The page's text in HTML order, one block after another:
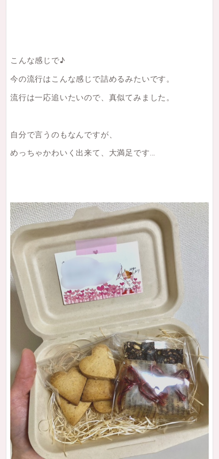
こんな感じで♪
今の流行はこんな感じで詰めるみたいです。
流行は一応追いたいので、真似てみました。
自分で言うのもなんですが、
めっちゃかわいく出来て、大満足です…